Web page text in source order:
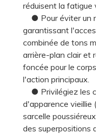
réduisent la fatigue
● Pour éviter un
garantissant
combinée de tons
arrière-plan clair et
foncée pour le
l'action principaux.
● Privilégiez les
d'apparence vieillie
sarcelle
des superpositions